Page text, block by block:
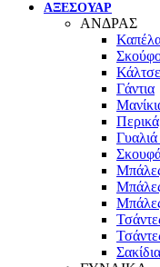
ΑΞΕΣΟΥΑΡ
ΑΝΔΡΑΣ
Γάντια